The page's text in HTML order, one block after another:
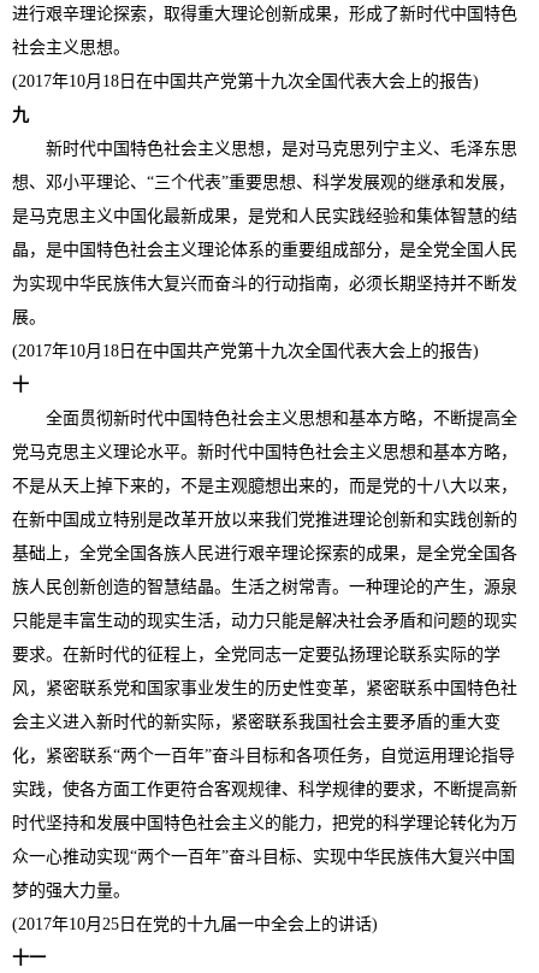
进行艰辛理论探索，取得重大理论创新成果，形成了新时代中国特色
社会主义思想。
(2017年10月18日在中国共产党第十九次全国代表大会上的报告)
九
新时代中国特色社会主义思想，是对马克思列宁主义、毛泽东思
想、邓小平理论、“三个代表”重要思想、科学发展观的继承和发展，
是马克思主义中国化最新成果，是党和人民实践经验和集体智慧的结
晶，是中国特色社会主义理论体系的重要组成部分，是全党全国人民
为实现中华民族伟大复兴而奋斗的行动指南，必须长期坚持并不断发
展。
(2017年10月18日在中国共产党第十九次全国代表大会上的报告)
十
全面贯彻新时代中国特色社会主义思想和基本方略，不断提高全
党马克思主义理论水平。新时代中国特色社会主义思想和基本方略，
不是从天上掉下来的，不是主观臆想出来的，而是党的十八大以来，
在新中国成立特别是改革开放以来我们党推进理论创新和实践创新的
基础上，全党全国各族人民进行艰辛理论探索的成果，是全党全国各
族人民创新创造的智慧结晶。生活之树常青。一种理论的产生，源泉
只能是丰富生动的现实生活，动力只能是解决社会矛盾和问题的现实
要求。在新时代的征程上，全党同志一定要弘扬理论联系实际的学
风，紧密联系党和国家事业发生的历史性变革，紧密联系中国特色社
会主义进入新时代的新实际，紧密联系我国社会主要矛盾的重大变
化，紧密联系“两个一百年”奋斗目标和各项任务，自觉运用理论指导
实践，使各方面工作更符合客观规律、科学规律的要求，不断提高新
时代坚持和发展中国特色社会主义的能力，把党的科学理论转化为万
众一心推动实现“两个一百年”奋斗目标、实现中华民族伟大复兴中国
梦的强大力量。
(2017年10月25日在党的十九届一中全会上的讲话)
十一